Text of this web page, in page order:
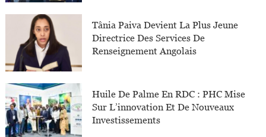
Tânia Paiva Devient La Plus Jeune
Directrice Des Services De
Renseignement Angolais
Huile De Palme En RDC : PHC Mise
Sur L’innovation Et De Nouveaux
Investissements